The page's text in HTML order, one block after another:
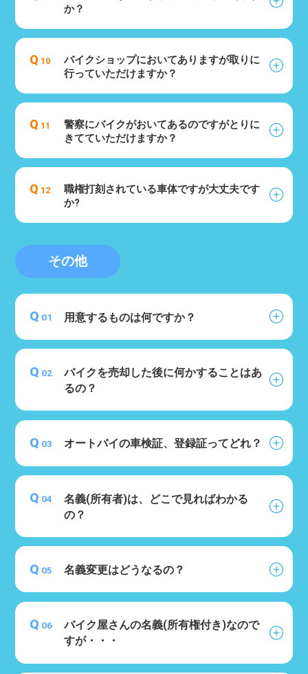
か？
Q 10
バイクショップにおいてありますが取りに
行っていただけますか？
Q 11
警察にバイクがおいてあるのですがとりに
きてていただけますか？
Q 12
職権打刻されている車体ですが大丈夫です
か?
その他
Q 01 用意するものは何ですか？
Q 02
バイクを売却した後に何かすることはあ
るの？
Q 03 オートバイの車検証、登録証ってどれ？
Q 04
名義(所有者)は、どこで見ればわかる
の？
Q 05 名義変更はどうなるの？
Q 06
バイク屋さんの名義(所有権付き)なので
すが・・・